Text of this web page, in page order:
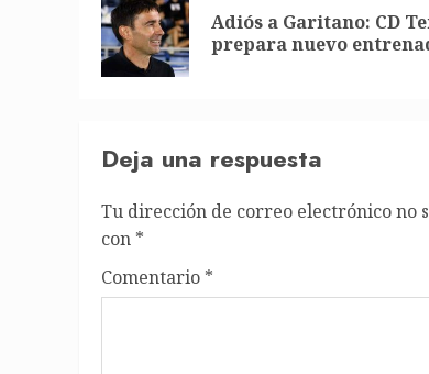
Adiós a Garitano: CD
prepara nuevo
Deja una respuesta
Tu dirección de correo electrónico no
con *
Comentario *